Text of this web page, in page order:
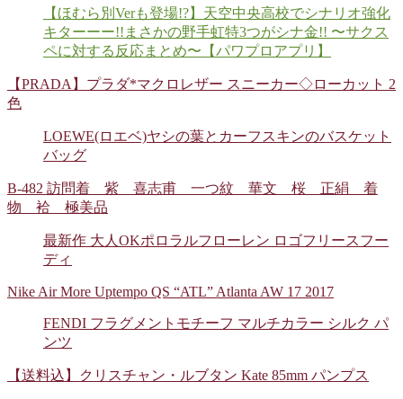
【ほむら別Verも登場!?】天空中央高校でシナリオ強化
キターーー!!まさかの野手虹特3つがシナ金!! 〜サクス
ペに対する反応まとめ〜【パワプロアプリ】
【PRADA】プラダ*マクロレザー スニーカー◇ローカット 2
色
LOEWE(ロエベ)ヤシの葉とカーフスキンのバスケット
バッグ
B-482 訪問着 紫 喜志甫 一つ紋 華文 桜 正絹 着
物 袷 極美品
最新作 大人OKポロラルフローレン ロゴフリースフー
ディ
Nike Air More Uptempo QS “ATL” Atlanta AW 17 2017
FENDI フラグメントモチーフ マルチカラー シルク パ
ンツ
【送料込】クリスチャン・ルブタン Kate 85mm パンプス